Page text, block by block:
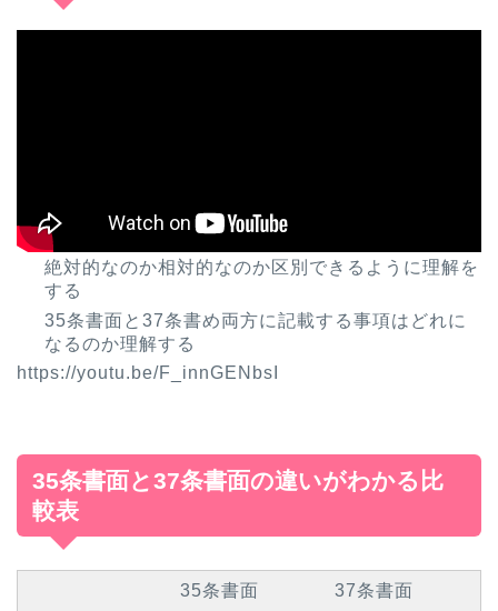
絶対的なのか相対的なのか区別できるように理解を
する
35条書面と37条書め両方に記載する事項はどれに
なるのか理解する
https://youtu.be/F_innGENbsI
35条書面と37条書面の違いがわかる比
較表
35条書面 37条書面